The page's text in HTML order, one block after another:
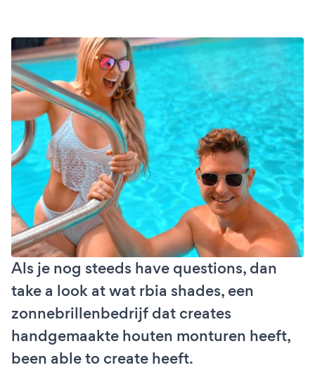
Als je nog steeds have questions, dan
take a look at wat rbia shades, een
zonnebrillenbedrijf dat creates
handgemaakte houten monturen heeft,
been able to create heeft.